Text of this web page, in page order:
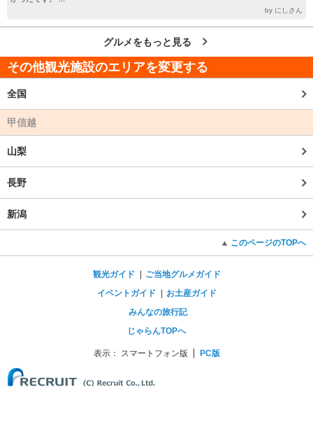
by にしさん
グルメをもっと見る
その他観光施設のエリアを変更する
全国
甲信越
山梨
長野
新潟
このページのTOPへ
観光ガイド
ご当地グルメガイド
イベントガイド
お土産ガイド
みんなの旅行記
じゃらんTOPへ
表示： スマートフォン版 PC版